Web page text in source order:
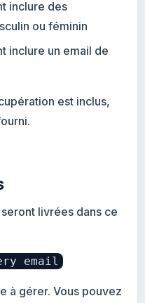
inclure des
ou féminin
inclure un email de
est inclus,
livrées dans ce
email
à gérer. Vous pouvez